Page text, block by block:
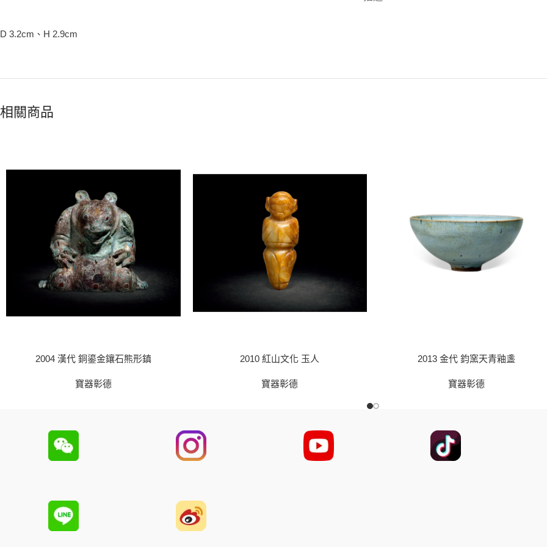
D 3.2cm、H 2.9cm
相關商品
2004 漢代 銅鎏金鑲石熊形鎮
寶器彰德
2010 紅山文化 玉人
寶器彰德
2013 金代 鈞窯天青釉盞
寶器彰德